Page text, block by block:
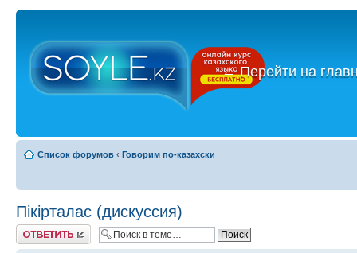
←Перейти на
Список форумов ‹ Говорим по-казахски
Пікірталас (дискуссия)
Ответить